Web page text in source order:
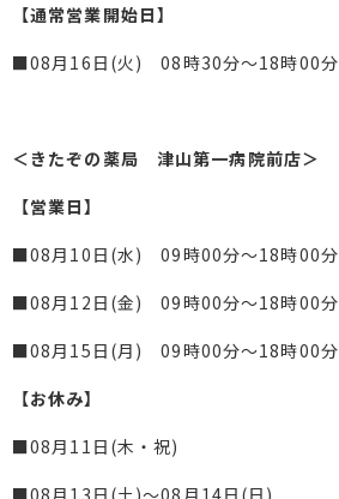
【通常営業開始日】
■08月16日(火) 08時30分～18時00分
＜きたぞの薬局 津山第一病院前店＞
【営業日】
■08月10日(水) 09時00分～18時00分
■08月12日(金) 09時00分～18時00分
■08月15日(月) 09時00分～18時00分
【お休み】
■08月11日(木・祝)
■08月13日(土)～08月14日(日)